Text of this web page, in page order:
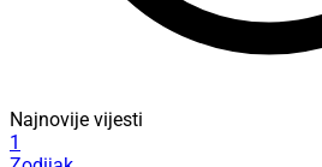
Najnovije vijesti
1